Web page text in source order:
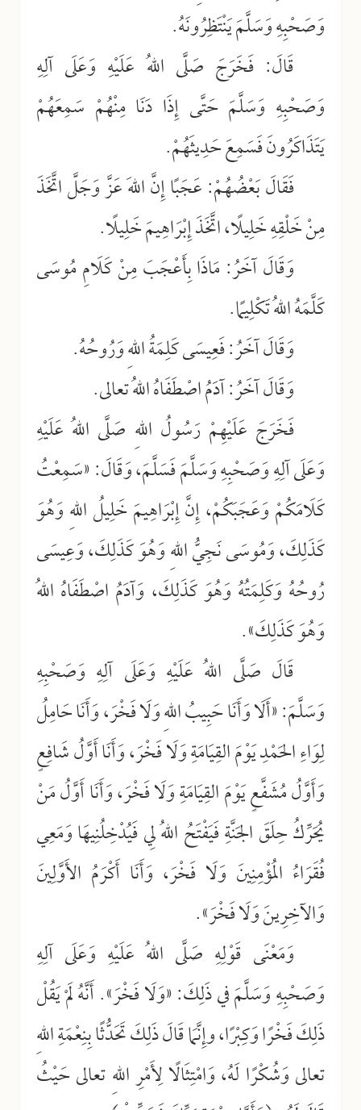
وَصَحْبِهِ وَسَلَّمَ يَنْتَظِرُونَهُ.
قَالَ: فَخَرَجَ صَلَّى اللهُ عَلَيْهِ وَعَلَى آلِهِ
وَصَحْبِهِ وَسَلَّمَ حَتَّى إِذَا دَنَا مِنْهُمْ سَمِعَهُمْ
يَتَذَاكَرُونَ فَسَمِعَ حَدِيثَهُمْ.
فَقَالَ بَعْضُهُمْ: عَجَبًا إِنَّ اللهَ عَزَّ وَجَلَّ اتَّخَذَ
مِنْ خَلْقِهِ خَلِيلًا، اتَّخَذَ إِبْرَاهِيمَ خَلِيلًا.
وَقَالَ آخَرُ: مَاذَا بِأَعْجَبَ مِنْ كَلَامِ مُوسَى
كَلَّمَهُ اللهُ تَكْلِيمًا.
وَقَالَ آخَرُ: فَعِيسَى كَلِمَةُ اللهِ وَرُوحُهُ.
وَقَالَ آخَرُ: آدَمُ اصْطَفَاهُ اللهُ تعالى.
فَخَرَجَ عَلَيْهِمْ رَسُولُ اللهِ صَلَّى اللهُ عَلَيْهِ
وَعَلَى آلِهِ وَصَحْبِهِ وَسَلَّمَ فَسَلَّمَ، وَقَالَ: «سَمِعْتُ
كَلَامَكُمْ وَعَجَبَكُمْ، إِنَّ إِبْرَاهِيمَ خَلِيلُ اللهِ وَهُوَ
كَذَلِكَ، وَمُوسَى نَجِيُّ اللهِ وَهُوَ كَذَلِكَ، وَعِيسَى
رُوحُهُ وَكَلِمَتُهُ وَهُوَ كَذَلِكَ، وَآدَمُ اصْطَفَاهُ اللهُ
وَهُوَ كَذَلِكَ».
قَالَ صَلَّى اللهُ عَلَيْهِ وَعَلَى آلِهِ وَصَحْبِهِ
وَسَلَّمَ: «أَلَا وَأَنَا حَبِيبُ اللهِ وَلَا فَخْرَ، وَأَنَا حَامِلُ
لِوَاءِ الحَمْدِ يَوْمَ القِيَامَةِ وَلَا فَخْرَ، وَأَنَا أَوَّلُ شَافِعٍ
وَأَوَّلُ مُشَفَّعٍ يَوْمَ القِيَامَةِ وَلَا فَخْرَ، وَأَنَا أَوَّلُ مَنْ
يُحَرِّكُ حِلَقَ الجَنَّةِ فَيَفْتَحُ اللهُ لِي فَيُدْخِلُنِيهَا وَمَعِي
فُقَرَاءُ المُؤْمِنِينَ وَلَا فَخْرَ، وَأَنَا أَكْرَمُ الأَوَّلِينَ
وَالآخِرِينَ وَلَا فَخْرَ».
وَمَعْنَى قَوْلِهِ صَلَّى اللهُ عَلَيْهِ وَعَلَى آلِهِ
وَصَحْبِهِ وَسَلَّمَ في ذَلِكَ: «وَلَا فَخْرَ». أَنَّهُ لَمْ يَقُلْ
ذَلِكَ فَخْرًا وَكِبْرًا، وإِنَّمَا قَالَ ذَلِكَ تَحَدُّثًا بِنِعْمَةِ اللهِ
تعالى وَشُكْرًا لَهُ، وَامْتِثَالًا لِأَمْرِ اللهِ تعالى حَيْثُ